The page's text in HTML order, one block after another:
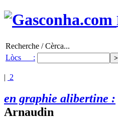
Recherche / Cèrca...
Lòcs :
| 2
en graphie alibertine :
Arnaudin